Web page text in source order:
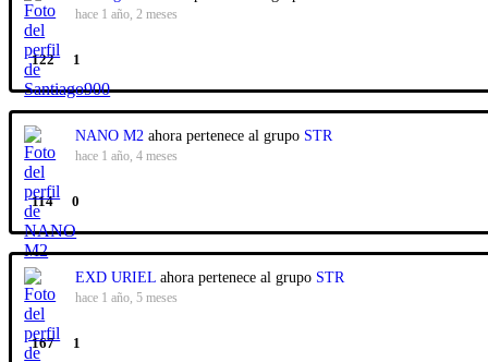
hace 1 año, 2 meses
122 1
NANO M2 ahora pertenece al grupo STR
hace 1 año, 4 meses
114 0
EXD URIEL ahora pertenece al grupo STR
hace 1 año, 5 meses
167 1